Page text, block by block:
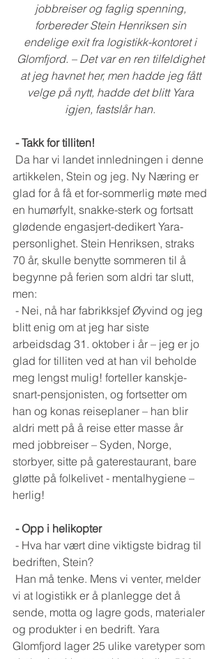
jobbreiser og faglig spenning,
forbereder Stein Henriksen sin
endelige exit fra logistikk-kontoret i
Glomfjord. – Det var en ren tilfeldighet
at jeg havnet her, men hadde jeg fått
velge på nytt, hadde det blitt Yara
igjen, fastslår han.
- Takk for tilliten!
artikkelen, Stein og jeg. Ny Næring er
glad for å få et for-sommerlig møte med
en humørfylt, snakke-sterk og fortsatt
glødende engasjert-dedikert Yara-
personlighet. Stein Henriksen, straks
70 år, skulle benytte sommeren til å
begynne på ferien som aldri tar slutt,
men:
blitt enig om at jeg har siste
arbeidsdag 31. oktober i år – jeg er jo
glad for tilliten ved at han vil beholde
meg lengst mulig! forteller kanskje-
snart-pensjonisten, og fortsetter om
han og konas reiseplaner – han blir
aldri mett på å reise etter masse år
med jobbreiser – Syden, Norge,
storbyer, sitte på gaterestaurant, bare
gløtte på folkelivet - mentalhygiene –
herlig!
- Opp i helikopter
bedriften, Stein?
vi at logistikk er å planlegge det å
sende, motta og lagre gods, materialer
og produkter i en bedrift. Yara
Glomfjord lager 25 ulike varetyper som